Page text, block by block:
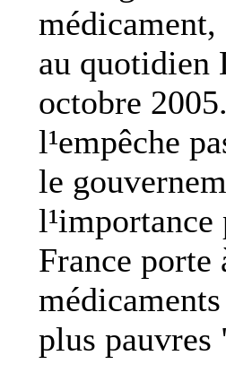
médicament,
au quotidien
octobre
l¹empêche
le
France porte
plus pauvres